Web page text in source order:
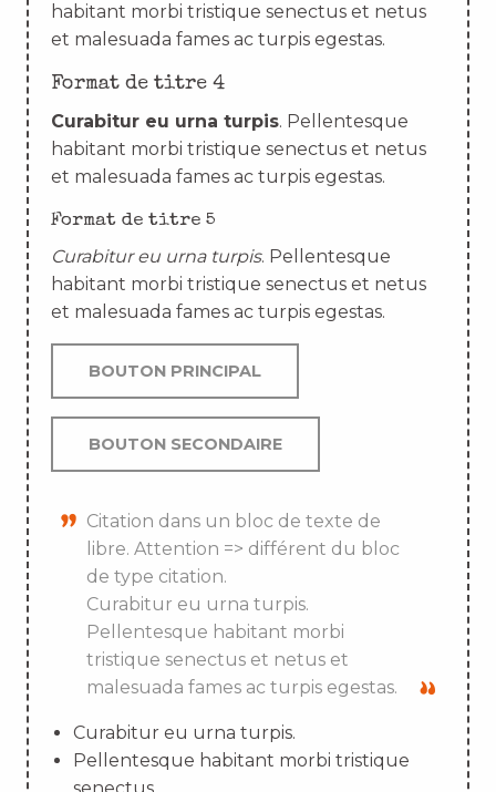
habitant morbi tristique senectus et netus
et malesuada fames ac turpis egestas.
Format de titre 4
Curabitur eu urna turpis. Pellentesque
habitant morbi tristique senectus et netus
et malesuada fames ac turpis egestas.
Format de titre 5
Curabitur eu urna turpis. Pellentesque
habitant morbi tristique senectus et netus
et malesuada fames ac turpis egestas.
BOUTON PRINCIPAL
BOUTON SECONDAIRE
Citation dans un bloc de texte de
libre. Attention => différent du bloc
de type citation.
Curabitur eu urna turpis.
Pellentesque habitant morbi
tristique senectus et netus et
malesuada fames ac turpis egestas.
Curabitur eu urna turpis.
Pellentesque habitant morbi tristique